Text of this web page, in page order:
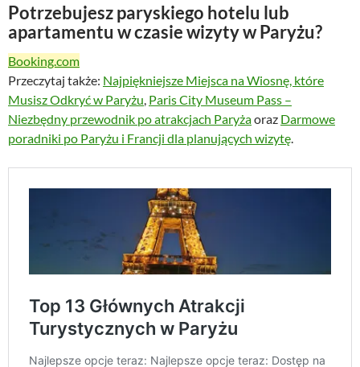
Potrzebujesz paryskiego hotelu lub
apartamentu w czasie wizyty w Paryżu?
Booking.com
Przeczytaj także: Najpiękniejsze Miejsca na Wiosnę, które
Musisz Odkryć w Paryżu Paris City Museum Pass –
Niezbędny przewodnik po atrakcjach Paryżaoraz Darmowe
poradniki po Paryżu i Francji dla planujących wizytę